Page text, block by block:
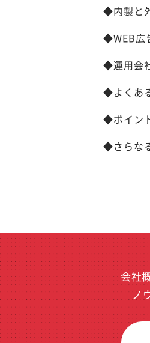
◆内製と
◆WEB広
◆運用会
◆よくあ
◆ポイン
◆さらな
会社
ノ